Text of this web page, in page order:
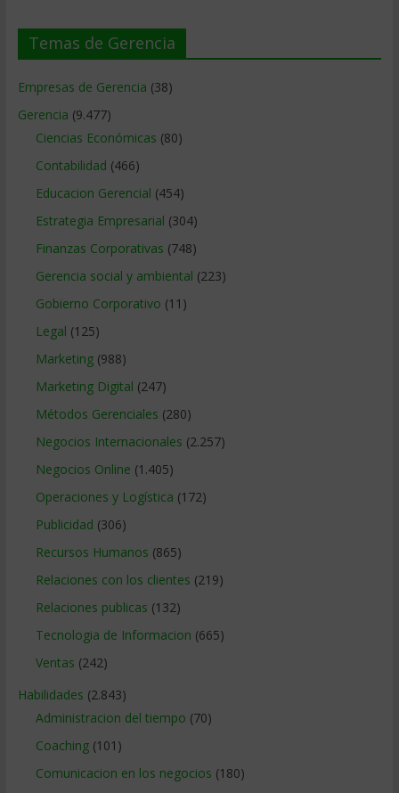
Temas de Gerencia
Empresas de Gerencia (38)
Gerencia (9.477)
Ciencias Económicas (80)
Contabilidad (466)
Educacion Gerencial (454)
Estrategia Empresarial (304)
Finanzas Corporativas (748)
Gerencia social y ambiental (223)
Gobierno Corporativo (11)
Legal (125)
Marketing(988)
Marketing Digital (247)
Métodos Gerenciales (280)
Negocios Internacionales (2.257)
Negocios Online (1.405)
Operaciones y Logística (172)
Publicidad (306)
Recursos Humanos (865)
Relaciones con los clientes (219)
Relaciones publicas (132)
Tecnologia de Informacion (665)
Ventas (242)
Habilidades (2.843)
Administracion del tiempo (70)
Coaching(101)
Comunicacion en los negocios (180)